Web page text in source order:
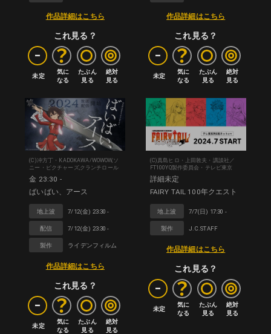
作品詳細はこちら
これ見る？
-
未定
気に
なる
たぶん
見る
絶対
見る
作品詳細はこちら
これ見る？
-
未定
気に
なる
たぶん
見る
絶対
見る
(C)冲方丁・KADOKAWA/WOWOW,ソ
ニー・ピクチャーズ,クランチロール
金 23:30 -
ばいばい、アース
地上波 7/12(金) 23:30 -
配信 7/12(金) 23:30 -
製作 ライデンフィルム
作品詳細はこちら
これ見る？
-
未定
気に
なる
たぶん
見る
絶対
見る
(C)真島ヒロ・上田敦夫・講談社／
FT100YQ製作委員会・テレビ東京
詳細未定
FAIRY TAIL 100年クエスト
地上波 7/7(日) 17:30 -
製作 J.C.STAFF
作品詳細はこちら
これ見る？
-
未定
気に
なる
たぶん
見る
絶対
見る